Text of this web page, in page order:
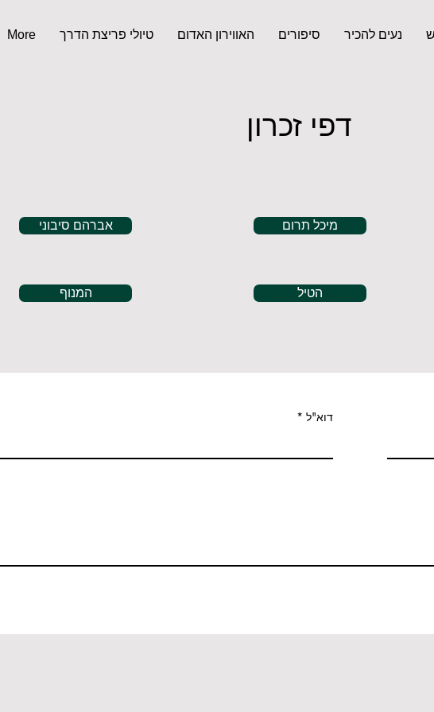
נעים להכיר סיפורים האווירון האדום טיולי פריצת הדרך More
דפי זכרון
אברהם סיבוני
המנוף
מיכל תרום
הטיל
דוא"ל